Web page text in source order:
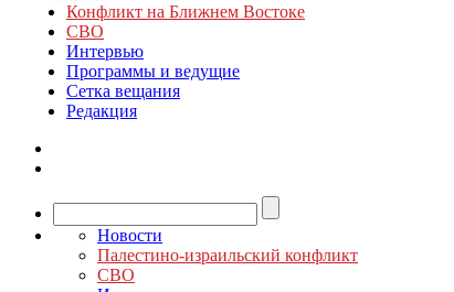
Конфликт на Ближнем Востоке
СВО
Интервью
Программы и ведущие
Сетка вещания
Редакция
Новости
Палестино-израильский конфликт
СВО